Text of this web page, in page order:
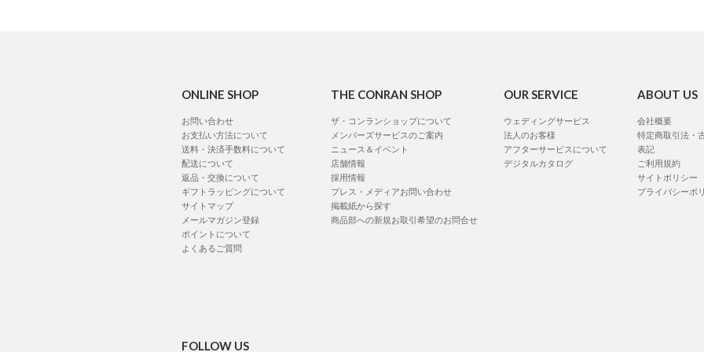
ONLINE SHOP
お問い合わせ
お支払い方法について
送料・決済手数料について
配送について
返品・交換について
ギフトラッピングについて
サイトマップ
メールマガジン登録
ポイントについて
よくあるご質問
THE CONRAN SHOP
ザ・コンランショップについて
メンバーズサービスのご案内
ニュース＆イベント
店舗情報
採用情報
プレス・メディアお問い合わせ
掲載紙から探す
商品部への新規お取引希望のお問合せ
OUR SERVICE
ウェディングサービス
法人のお客様
アフターサービスについて
デジタルカタログ
ABOUT US
会社概要
特定商取引法・
表記
ご利用規約
サイトポリシー
プライバシーポ
FOLLOW US